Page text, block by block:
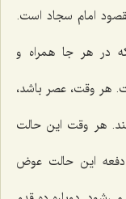
امام سجاد است.
در هر جا همراه و
هر وقت، عصر باشد،
هر وقت این حالت
این حالت عوض